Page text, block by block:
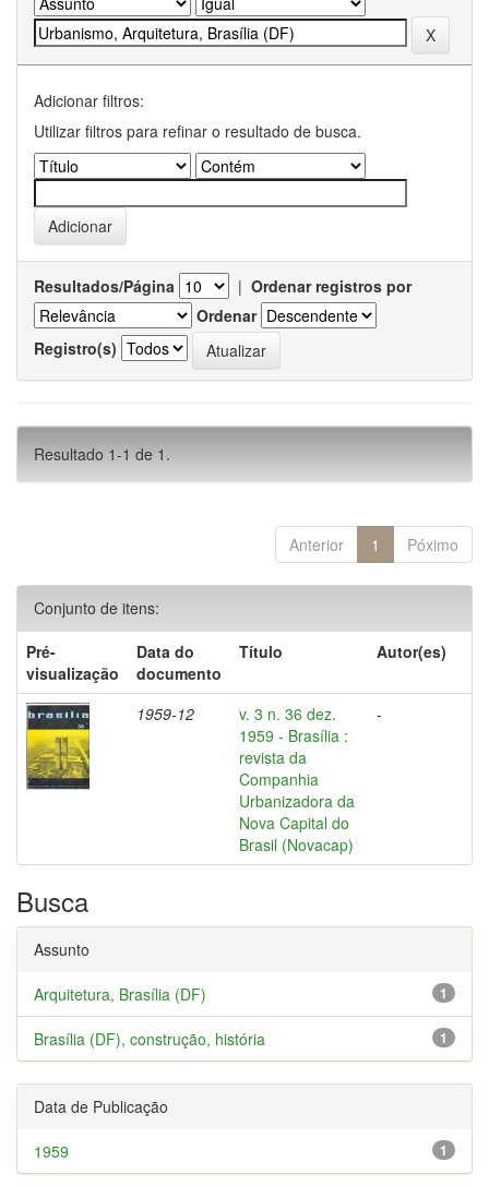
Adicionar filtros:
Utilizar filtros para refinar o resultado de busca.
Resultados/Página | Ordenar registros por
Ordenar
Registro(s)
Resultado 1-1 de 1.
Anterior 1 Póximo
Conjunto de itens:
Pré-
visualização
Data do
documento
Título Autor(es)
1959-12
v. 3 n. 36 dez.
1959 - Brasília :
revista da
Companhia
Urbanizadora da
Nova Capital do
Brasil (Novacap)
-
Busca
Assunto
1
Arquitetura, Brasília (DF)
1
Brasília (DF), construção, história
Data de Publicação
1
1959